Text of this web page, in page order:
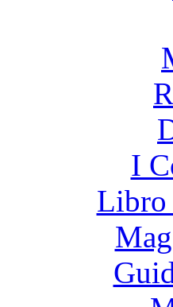
I
Libro